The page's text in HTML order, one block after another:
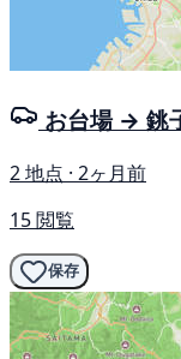
お台場 → 銚
2 地点 · 2ヶ月前
15 閲覧
保存